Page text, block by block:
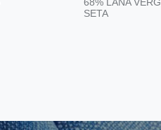
SETA